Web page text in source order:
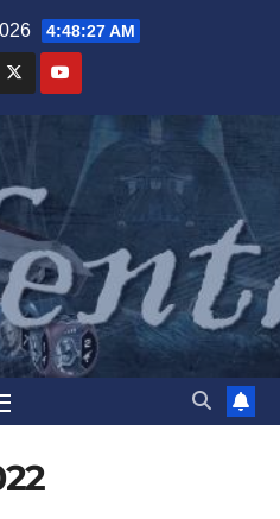
4:48:28 AM